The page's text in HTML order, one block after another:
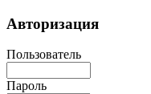
Авторизация
Пользователь
Пароль